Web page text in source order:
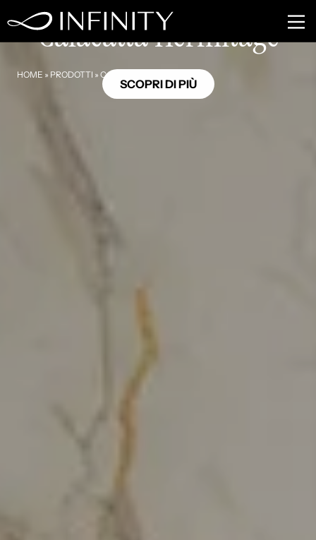
HOME » PRODOTTI » CALACATTA HERMITAGE
MB17
Calacatta Hermitage
SCOPRI DI PIÙ